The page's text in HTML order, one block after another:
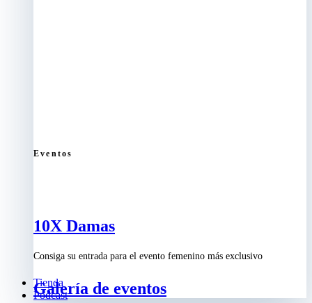
Eventos
10X Damas
Consiga su entrada para el evento femenino más exclusivo
Galería de eventos
Tienda
Podcast